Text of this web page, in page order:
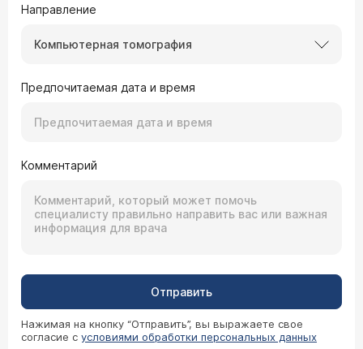
Направление
Компьютерная томография
Предпочитаемая дата и время
Комментарий
Отправить
Нажимая на кнопку “Отправить”, вы выражаете свое
согласие с условиями обработки персональных данных